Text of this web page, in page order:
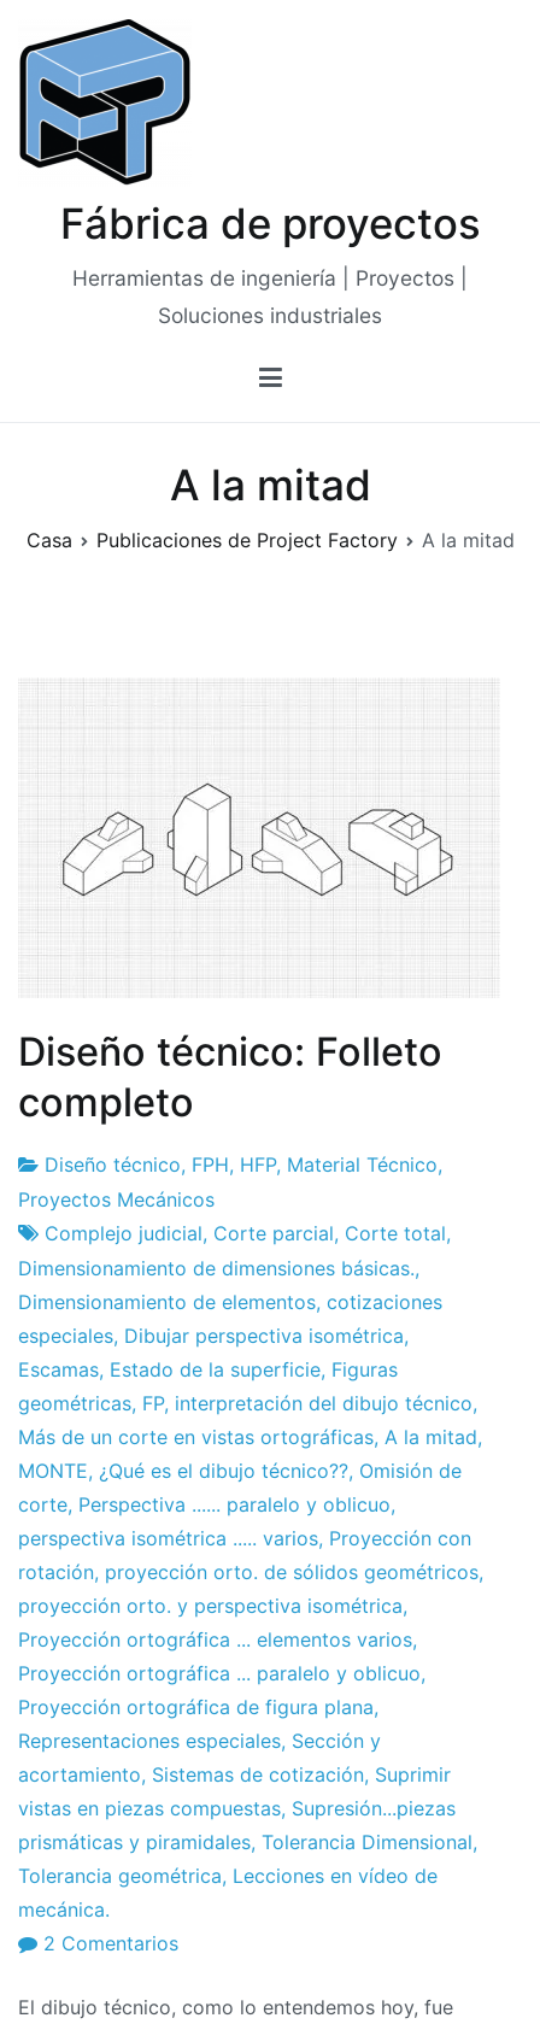
contenido
Fábrica de proyectos
Herramientas de ingeniería | Proyectos |
Soluciones industriales
A la mitad
Casa Publicaciones de Project Factory A la mitad
Diseño técnico: Folleto
completo
Fábrica
de
proyectos
3
de
marzo
a
2011
Diseño técnico, FPH, HFP, Material Técnico,
Proyectos Mecánicos
Complejo judicial, Corte parcial, Corte total,
Dimensionamiento de dimensiones básicas.,
Dimensionamiento de elementos, cotizaciones
especiales, Dibujar perspectiva isométrica,
Escamas, Estado de la superficie, Figuras
geométricas, FP, interpretación del dibujo técnico,
Más de un corte en vistas ortográficas, A la mitad,
MONTE, ¿Qué es el dibujo técnico??, Omisión de
corte, Perspectiva ...... paralelo y oblicuo,
perspectiva isométrica ..... varios, Proyección con
rotación, proyección orto. de sólidos geométricos,
proyección orto. y perspectiva isométrica,
Proyección ortográfica ... elementos varios,
Proyección ortográfica ... paralelo y oblicuo,
Proyección ortográfica de figura plana,
Representaciones especiales, Sección y
acortamiento, Sistemas de cotización, Suprimir
vistas en piezas compuestas, Supresión...piezas
prismáticas y piramidales, Tolerancia Dimensional,
Tolerancia geométrica, Lecciones en vídeo de
mecánica.
2 Comentariosen
técnico:
El dibujo técnico, como lo entendemos hoy, fue